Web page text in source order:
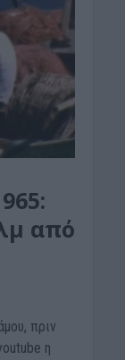
από
πριν
η